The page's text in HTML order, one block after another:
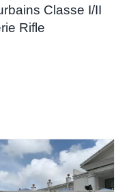
Classe I/II
Rifle